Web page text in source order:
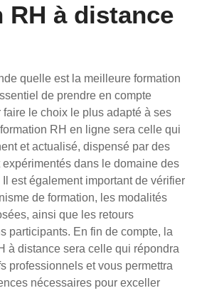
à distance
quelle est la meilleure formation
de prendre en compte
le choix le plus adapté à ses
RH en ligne sera celle qui
et actualisé, dispensé par des
dans le domaine des
est également important de vérifier
de formation, les modalités
ainsi que les retours
participants. En fin de compte, la
à distance sera celle qui répondra
professionnels et vous permettra
nécessaires pour exceller